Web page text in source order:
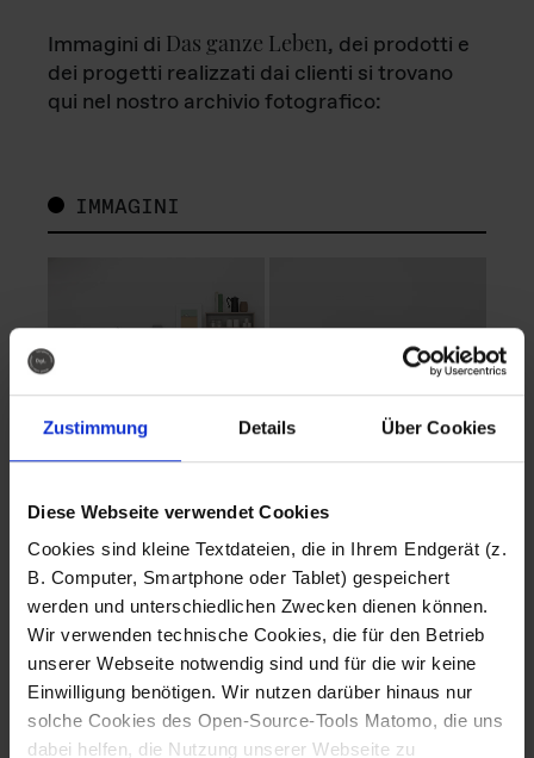
Zustimmung Details Über Cookies
Diese Webseite verwendet Cookies
Cookies sind kleine Textdateien, die in Ihrem Endgerät (z.
B. Computer, Smartphone oder Tablet) gespeichert
werden und unterschiedlichen Zwecken dienen können.
Wir verwenden technische Cookies, die für den Betrieb
unserer Webseite notwendig sind und für die wir keine
Einwilligung benötigen. Wir nutzen darüber hinaus nur
solche Cookies des Open-Source-Tools Matomo, die uns
dabei helfen, die Nutzung unserer Webseite zu
Immagini di Das ganze Leben, dei prodotti e
dei progetti realizzati dai clienti si trovano
qui nel nostro archivio fotografico:
IMMAGINI
Fotografo: Lorenz
Sternbach
Download
Fotografo: Lorenz
Sternbach
Download